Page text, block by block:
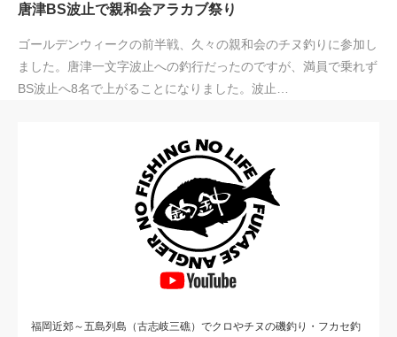
唐津BS波止で親和会アラカブ祭り
ゴールデンウィークの前半戦、久々の親和会のチヌ釣りに参加し
ました。唐津一文字波止への釣行だったのですが、満員で乗れず
BS波止へ8名で上がることになりました。波止…
福岡近郊～五島列島（古志岐三礁）でクロやチヌの磯釣り・フカセ釣